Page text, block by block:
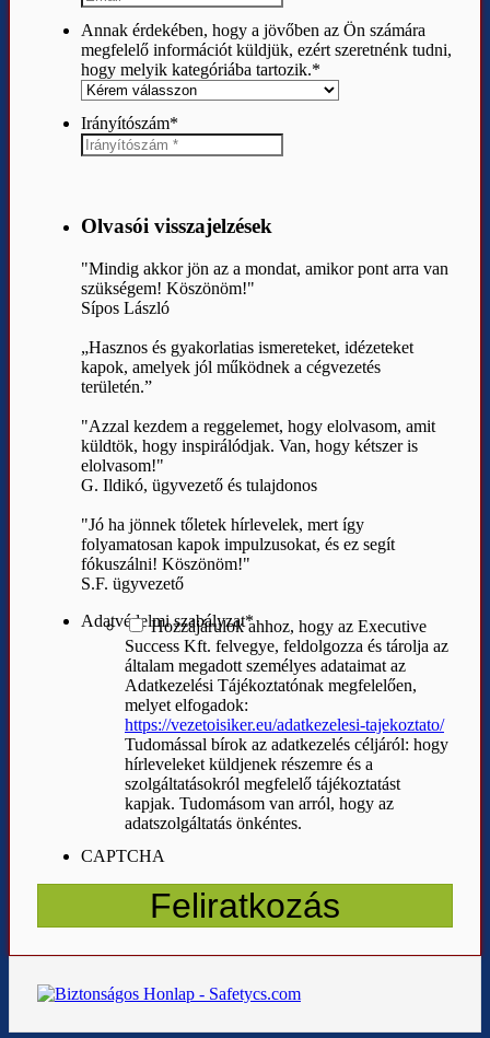
Annak érdekében, hogy a jövőben az Ön számára
megfelelő információt küldjük, ezért szeretnénk tudni,
hogy melyik kategóriába tartozik.*
Irányítószám*
Olvasói visszajelzések
"Mindig akkor jön az a mondat, amikor pont arra van
szükségem! Köszönöm!"
Sípos László
„Hasznos és gyakorlatias ismereteket, idézeteket
kapok, amelyek jól működnek a cégvezetés
területén.”
"Azzal kezdem a reggelemet, hogy elolvasom, amit
küldtök, hogy inspirálódjak. Van, hogy kétszer is
elolvasom!"
G. Ildikó, ügyvezető és tulajdonos
"Jó ha jönnek tőletek hírlevelek, mert így
folyamatosan kapok impulzusokat, és ez segít
fókuszálni! Köszönöm!"
S.F. ügyvezető
Adatvédelmi szabályzat*
Hozzájárulok ahhoz, hogy az Executive
Success Kft. felvegye, feldolgozza és tárolja az
általam megadott személyes adataimat az
Adatkezelési Tájékoztatónak megfelelően,
melyet elfogadok:
https://vezetoisiker.eu/adatkezelesi-tajekoztato/
Tudomással bírok az adatkezelés céljáról: hogy
hírleveleket küldjenek részemre és a
szolgáltatásokról megfelelő tájékoztatást
kapjak. Tudomásom van arról, hogy az
adatszolgáltatás önkéntes.
CAPTCHA